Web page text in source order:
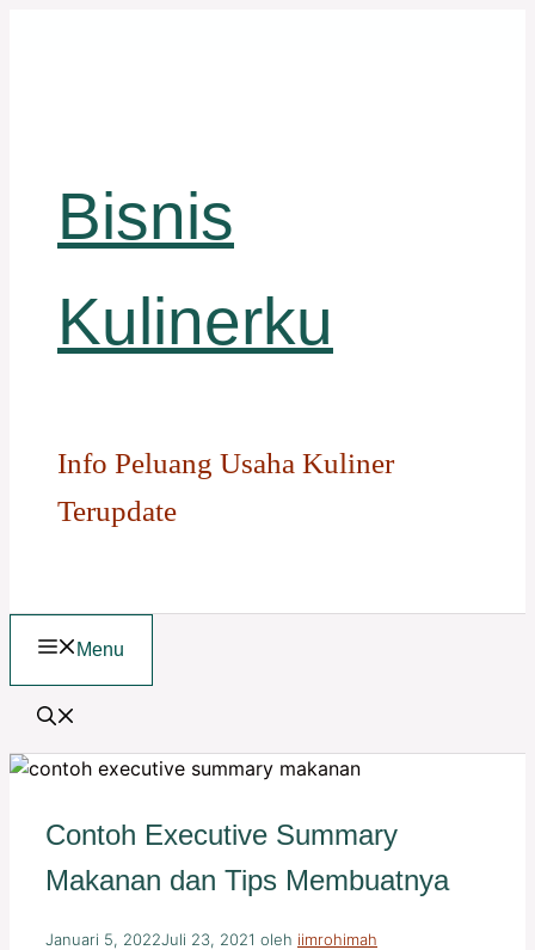
Bisnis
Kulinerku
Info Peluang Usaha Kuliner
Terupdate
Menu
Contoh Executive Summary
Makanan dan Tips Membuatnya
Januari 5, 2022Juli 23, 2021 oleh iimrohimah